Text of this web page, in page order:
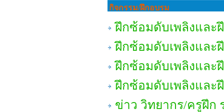
กิจกรรม/ฝึกอบรม
ฝึกซ้อมดับเพลิงและ
ฝึกซ้อมดับเพลิงและ
ฝึกซ้อมดับเพลิงและ
ฝึกซ้อมดับเพลิงและ
ข่าว วิทยากร/ครูฝึก